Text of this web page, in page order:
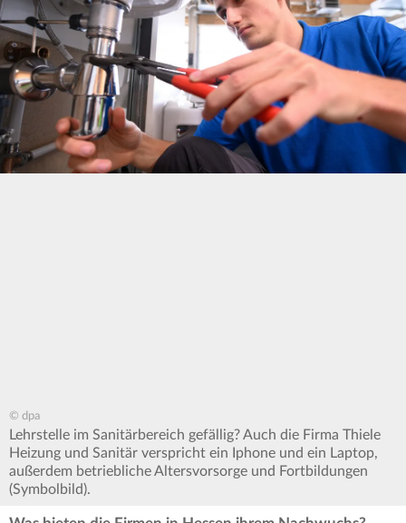
© dpa
Lehrstelle im Sanitärbereich gefällig? Auch die Firma Thiele
Heizung und Sanitär verspricht ein Iphone und ein Laptop,
außerdem betriebliche Altersvorsorge und Fortbildungen
(Symbolbild).